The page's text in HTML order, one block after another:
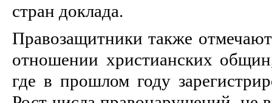
стран доклада.
Правозащитники также
отношении христианских
где в прошлом году